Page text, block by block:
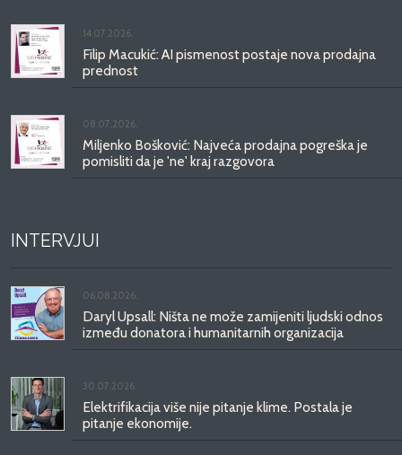
14.07.2026.
Filip Macukić: AI pismenost postaje nova prodajna
prednost
08.07.2026.
Miljenko Bošković: Najveća prodajna pogreška je
pomisliti da je 'ne' kraj razgovora
INTERVJUI
06.08.2026.
Daryl Upsall: Ništa ne može zamijeniti ljudski odnos
između donatora i humanitarnih organizacija
30.07.2026.
Elektrifikacija više nije pitanje klime. Postala je
pitanje ekonomije.